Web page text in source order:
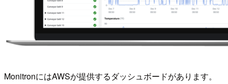
MonitronにはAWSが提供するダッシュボードがあります。